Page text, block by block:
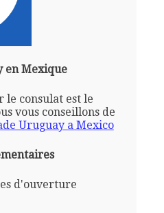
en Mexique
le consulat est le
vous conseillons de
Uruguay a Mexico
d'ouverture